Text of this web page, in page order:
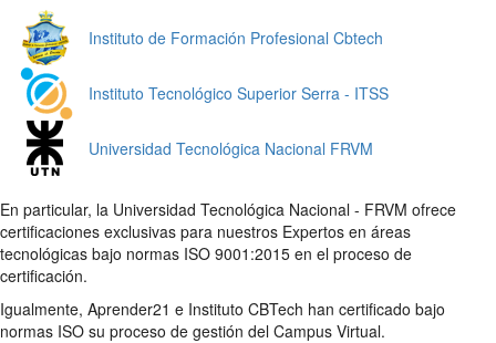
Instituto de Formación Profesional Cbtech
Instituto Tecnológico Superior Serra - ITSS
Universidad Tecnológica Nacional FRVM
En particular, la Universidad Tecnológica Nacional - FRVM ofrece
certificaciones exclusivas para nuestros Expertos en áreas
tecnológicas bajo normas ISO 9001:2015 en el proceso de
certificación.
Igualmente, Aprender21 e Instituto CBTech han certificado bajo
normas ISO su proceso de gestión del Campus Virtual.